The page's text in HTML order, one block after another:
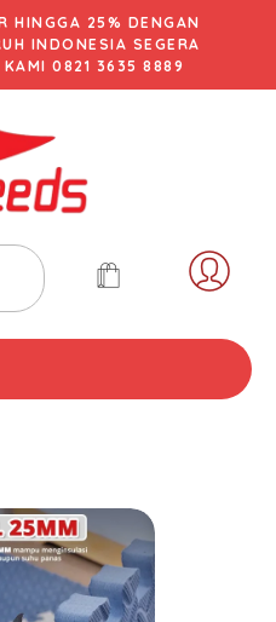
HINGGA 25% DENGAN
INDONESIA SEGERA
KAMI 0821 3635 8889